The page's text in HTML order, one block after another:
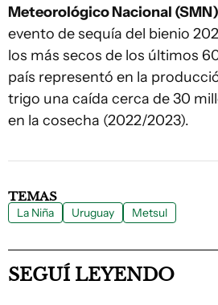
Meteorológico Nacional (SMN)
evento de sequía del bienio
los más secos de los últimos
país representó en la
trigo una caída cerca de 30
en la cosecha (2022/2023).
TEMAS
La Niña Uruguay Metsul
SEGUÍ LEYENDO